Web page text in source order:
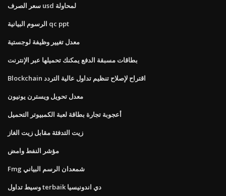
سعر الصرف usd لمحاولة
الرسوم البيانية qc ppt
معدل تغيير وظيفة لوجستية
بطاقات مسبقة الدفع يمكنك تحميلها عبر الإنترنت
Blockchain اقتراح لإصلاح تنظيم تداول عالية التردد
معدل تحويل ويسترن يونيون
أعجوبة تجارة بطاقة لعبة الكمبيوتر التحميل
زيت التدفئة مقابل زيت الغاز
مؤشر النفط وامض
Fmg شمعدان الرسم البياني
وسيط تداول terbaik دي اندونيسيا